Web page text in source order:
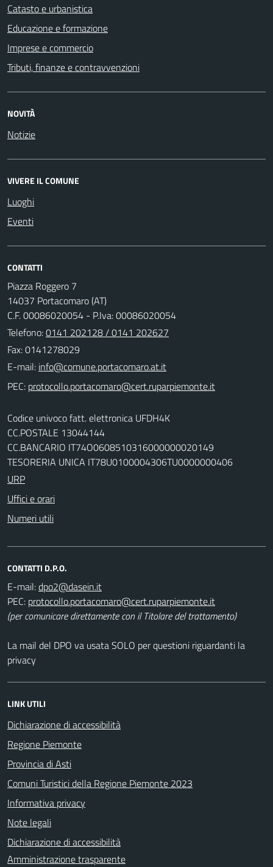
Catasto e urbanistica
Educazione e formazione
Imprese e commercio
Tributi, finanze e contravvenzioni
NOVITÀ
Notizie
VIVERE IL COMUNE
Luoghi
Eventi
CONTATTI
Piazza Roggero 7
14037 Portacomaro (AT)
C.F. 00086020054 - P.Iva: 00086020054
Telefono:0141 202128 / 0141 202627
Fax: 0141278029
E-mail:
PEC:
Codice univoco fatt. elettronica UFDH4K
CC.POSTALE 13044144
CC.BANCARIO IT74O0608510316000000020149
TESORERIA UNICA IT78U0100004306TU0000000406
URP
Uffici e orari
Numeri utili
CONTATTI D.P.O.
E-mail:
PEC:
(per comunicare direttamente con il Titolare del trattamento)
La mail del DPO va usata SOLO per questioni riguardanti la
privacy
LINK UTILI
Dichiarazione di accessibilità
Regione Piemonte
Provincia di Asti
Comuni Turistici della Regione Piemonte 2023
Informativa privacy
Note legali
Dichiarazione di accessibilità
Amministrazione trasparente